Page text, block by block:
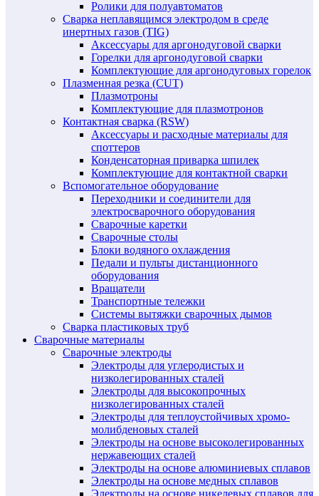
Ролики для полуавтоматов
Сварка неплавящимся электродом в среде
инертных газов (TIG)
Аксессуары для аргонодуговой сварки
Горелки для аргонодуговой сварки
Комплектующие для аргонодуговых горелок
Плазменная резка (CUT)
Плазмотроны
Комплектующие для плазмотронов
Контактная сварка (RSW)
Аксессуары и расходные материалы для
споттеров
Конденсаторная приварка шпилек
Комплектующие для контактной сварки
Вспомогательное оборудование
Переходники и соединители для
электросварочного оборудования
Сварочные каретки
Сварочные столы
Блоки водяного охлаждения
Педали и пульты дистанционного
оборудования
Вращатели
Транспортные тележки
Системы вытяжки сварочных дымов
Сварка пластиковых труб
Сварочные материалы
Сварочные электроды
Электроды для углеродистых и
низколегированных сталей
Электроды для высокопрочных
низколегированных сталей
Электроды для теплоустойчивых хромо-
молибденовых сталей
Электроды на основе высоколегированных
нержавеющих сталей
Электроды на основе алюминиевых сплавов
Электроды на основе медных сплавов
Электроды на основе никелевых сплавов для